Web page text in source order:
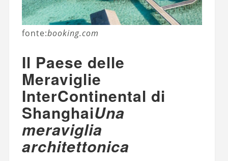
fonte:booking.com
Il Paese delle
Meraviglie
InterContinental di
ShanghaiUna
meraviglia
architettonica